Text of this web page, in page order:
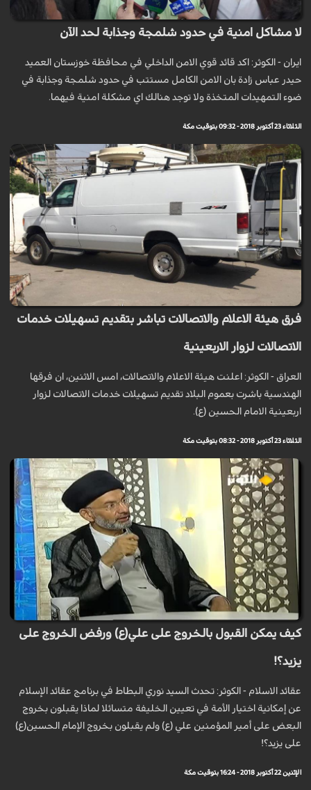
لا مشاكل امنية في حدود شلمجة وجذابة لحد الآن
ايران - الكوثر: اكد قائد قوي الامن الداخلي في محافظة خوزستان العميد
حيدر عباس زادة بان الامن الكامل مستتب في حدود شلمجة وجذابة في
ضوء التمهيدات المتخذة ولا توجد هنالك اي مشكلة امنية فيهما.
الثلاثاء 23 أكتوبر 2018 - 09:32 بتوقيت مكة
فرق هيئة الاعلام والاتصالات تباشر بتقديم تسهيلات خدمات
الاتصالات لزوار الاربعينية
العراق - الكوثر: اعلنت هيئة الاعلام والاتصالات، امس الاثنين، ان فرقها
الهندسية باشرت بعموم البلاد تقديم تسهيلات خدمات الاتصالات لزوار
اربعينية الامام الحسين (ع).
الثلاثاء 23 أكتوبر 2018 - 08:32 بتوقيت مكة
كيف يمكن القبول بالخروج على علي(ع) ورفض الخروج على
يزيد؟!
عقائد الاسلام - الكوثر: تحدث السيد نوري البطاط في برنامج عقائد الإسلام
عن إمكانية اختيار الأمة في تعيين الخليفة متسائلا لماذا يقبلون بخروج
البعض على أمير المؤمنين علي (ع) ولم يقبلون بخروج الإمام الحسين(ع)
على يزيد؟!
الإثنين 22 أكتوبر 2018 - 16:24 بتوقيت مكة